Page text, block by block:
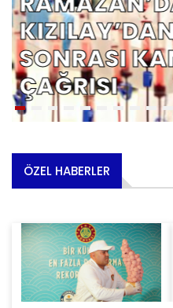
SONRASI
ÇAĞRISI
ÖZEL HABERLER